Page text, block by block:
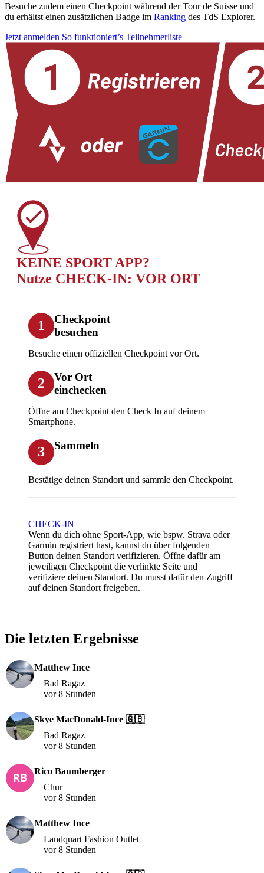
Besuche zudem einen Checkpoint während der Tour de Suisse und
du erhältst einen zusätzlichen Badge im Ranking des TdS Explorer.
Jetzt anmelden So funktioniert’s Teilnehmerliste
KEINE SPORT APP?
Nutze CHECK-IN: VOR ORT
1
Checkpoint
besuchen
Besuche einen offiziellen Checkpoint vor Ort.
2
Vor Ort
einchecken
Öffne am Checkpoint den Check In auf deinem
Smartphone.
3 Sammeln
Bestätige deinen Standort und sammle den Checkpoint.
CHECK-IN
Wenn du dich ohne Sport-App, wie bspw. Strava oder
Garmin registriert hast, kannst du über folgenden
Button deinen Standort verifizieren. Öffne dafür am
jeweiligen Checkpoint die verlinkte Seite und
verifiziere deinen Standort. Du musst dafür den Zugriff
auf deinen Standort freigeben.
Die letzten Ergebnisse
Matthew Ince
Bad Ragaz
vor 8 Stunden
Skye MacDonald-Ince 🇬🇧
Bad Ragaz
vor 8 Stunden
Rico Baumberger
Chur
vor 8 Stunden
Matthew Ince
Landquart Fashion Outlet
vor 8 Stunden